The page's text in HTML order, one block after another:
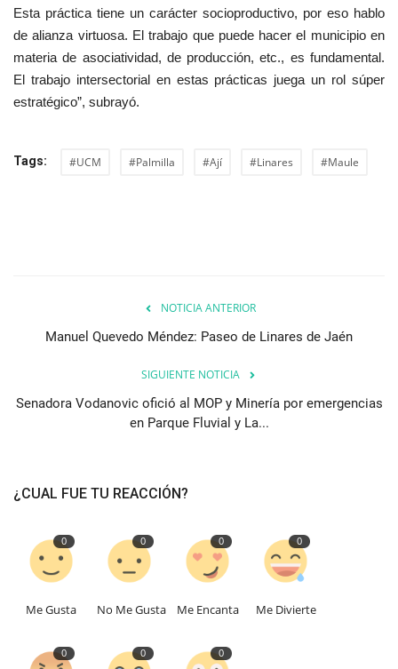
Esta práctica tiene un carácter socioproductivo, por eso hablo
de alianza virtuosa. El trabajo que puede hacer el municipio en
materia de asociatividad, de producción, etc., es fundamental.
El trabajo intersectorial en estas prácticas juega un rol súper
estratégico”, subrayó.
Tags: #UCM #Palmilla #Ají #Linares #Maule
NOTICIA ANTERIOR
Manuel Quevedo Méndez: Paseo de Linares de Jaén
SIGUIENTE NOTICIA
Senadora Vodanovic ofició al MOP y Minería por emergencias
en Parque Fluvial y La...
¿CUAL FUE TU REACCIÓN?
0
Me Gusta
0
No Me Gusta
0
Me Encanta
0
Me Divierte
0 0 0